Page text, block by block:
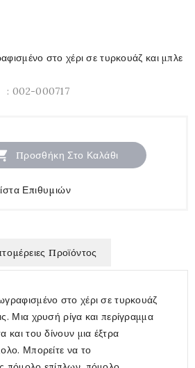
στο χέρι σε τυρκουάζ και μπλε
: 002-000717
Προσθήκη Στο Καλάθι
Επιθυμιών
Προϊόντος
στο χέρι σε τυρκουάζ
Μια χρυσή ρίγα και περίγραμμα
και του δίνουν μια έξτρα
Μπορείτε να το